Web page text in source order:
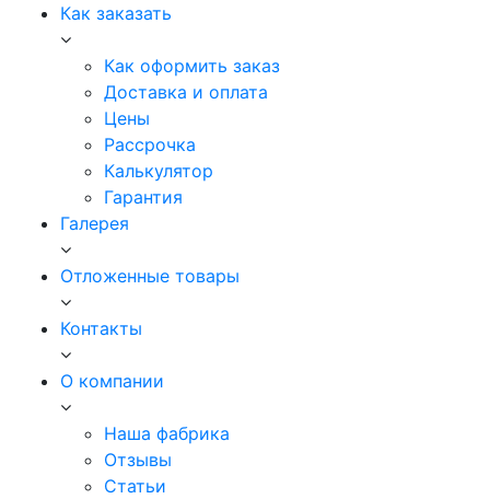
Как заказать
Как оформить заказ
Доставка и оплата
Цены
Рассрочка
Калькулятор
Гарантия
Галерея
Отложенные товары
Контакты
О компании
Наша фабрика
Отзывы
Статьи